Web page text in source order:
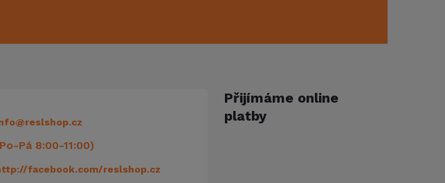
@reslshop.cz
Pá 8:00-11:00)
facebook.com/reslshop.cz
Přijímáme online
platby